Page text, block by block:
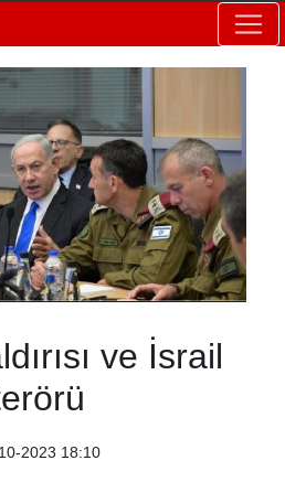
ve İsrail
2023 18:10